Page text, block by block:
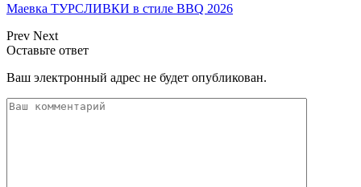
Маевка ТУРСЛИВКИ в стиле BBQ 2026
Prev Next
Оставьте ответ
Ваш электронный адрес не будет опубликован.